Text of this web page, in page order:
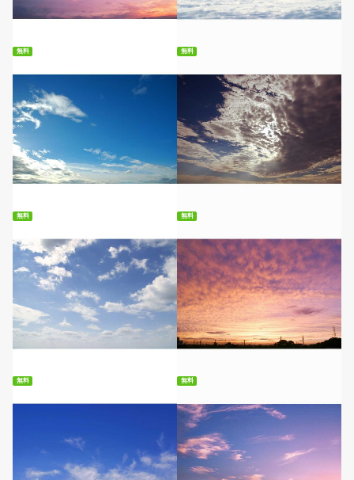
無料ダウンロード 無料ダウンロード
無料
無料ダウンロード
無料
無料ダウンロード
無料
無料ダウンロード
無料
無料ダウンロード
無料 無料